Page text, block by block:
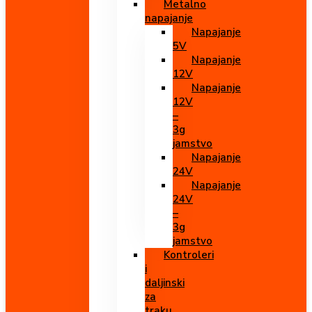
Metalno
napajanje
Napajanje
5V
Napajanje
12V
Napajanje
12V
–
3g
jamstvo
Napajanje
24V
Napajanje
24V
–
3g
jamstvo
Kontroleri
i
daljinski
za